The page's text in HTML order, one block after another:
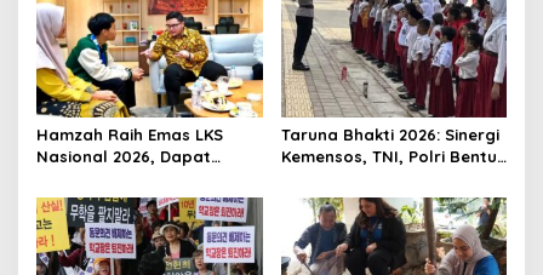
t
i
o
n
Hamzah Raih Emas LKS
Nasional 2026, Dapat
Taruna Bhakti 2026: Sinergi
Kemensos, TNI, Polri Bentuk